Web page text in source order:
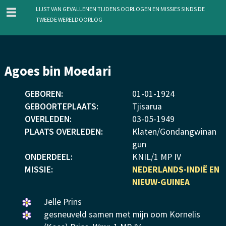
en
inhoud
menu
Lijst van gevallenen tijdens oorlogen en missies sinds de
Tweede Wereldoorlog
Agoes bin Moedari
GEBOREN: 01-01-1924
GEBOORTEPLAATS:
Tjisarua
OVERLEDEN:
03-05-1949
PLAATS OVERLEDEN:
Klaten/Gondangwinan
gun
ONDERDEEL:
KNIL/1 MP IV
MISSIE:
NEDERLANDS-INDIË EN
NIEUW-GUINEA
Een
bloemetje
Jelle Prins
Een
gesneuveld samen met mijn oom Kornelis